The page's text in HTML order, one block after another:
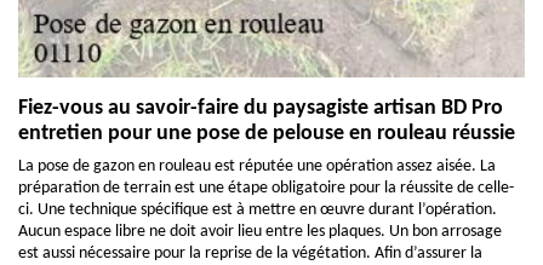
Fiez-vous au savoir-faire du paysagiste artisan BD Pro
entretien pour une pose de pelouse en rouleau réussie
La pose de gazon en rouleau est réputée une opération assez aisée. La
préparation de terrain est une étape obligatoire pour la réussite de celle-
ci. Une technique spécifique est à mettre en œuvre durant l’opération.
Aucun espace libre ne doit avoir lieu entre les plaques. Un bon arrosage
est aussi nécessaire pour la reprise de la végétation. Afin d’assurer la